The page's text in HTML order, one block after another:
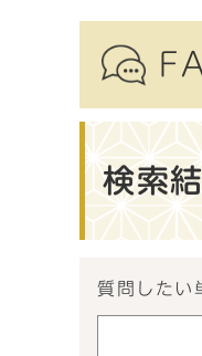
検索
質問したい